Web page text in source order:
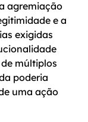
agremiação
e a
exigidas
múltiplos
poderia
uma ação